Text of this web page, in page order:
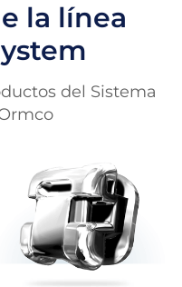
la línea
del Sistema